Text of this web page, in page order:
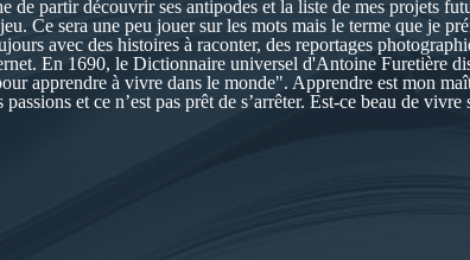
de partir découvrir ses antipodes et la liste de mes projets
Ce sera une peu jouer sur les mots mais le terme que je
avec des histoires à raconter, des reportages
En 1690, le Dictionnaire universel d'Antoine Furetière
apprendre à vivre dans le monde". Apprendre est mon
passions et ce n’est pas prêt de s’arrêter. Est-ce beau de